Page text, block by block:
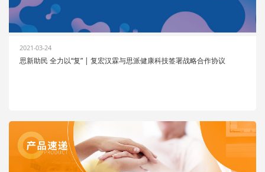
2021-03-24
思新助民 全力以“复” | 复宏汉霖与思派健康科技签署战略合作协议